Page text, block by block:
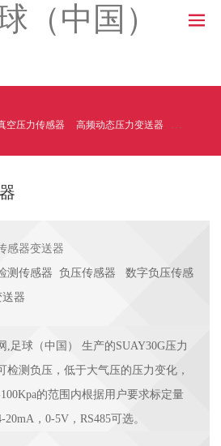
（中国）
空压力传感器 高频动态压力变送器 温压一体
感器变送器
测传感器 负压传感器 数字负压传感
器
,足球（中国） 生产的SUAY30G压力
检测负压，低于大气压的压力变化，
的范围内根据用户要求标定量
，0-5V，RS485可选。